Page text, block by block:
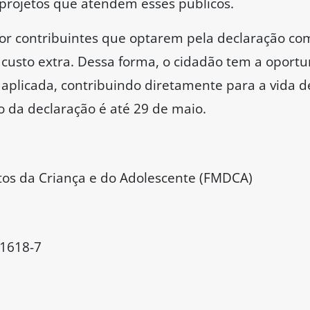
contribuintes que optarem pela declaração
extra. Dessa forma, o cidadão tem a
contribuindo diretamente para a vida
da declaração é até 29 de maio.
da Criança e do Adolescente (FMDCA)
7